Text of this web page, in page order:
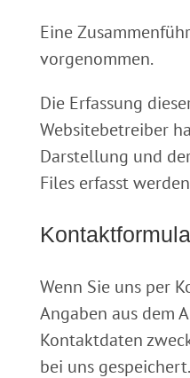
Eine
vorgenommen.
Die Erfassung
Websitebetreiber
Darstellung und
Files erfasst
Wenn Sie uns per
Angaben aus dem
Kontaktdaten
bei uns